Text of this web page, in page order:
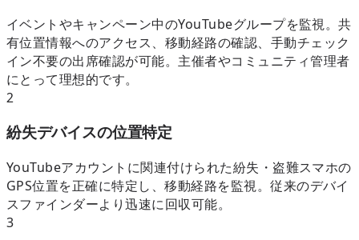
イベントやキャンペーン中のYouTubeグループを監視。共
有位置情報へのアクセス、移動経路の確認、手動チェック
イン不要の出席確認が可能。主催者やコミュニティ管理者
にとって理想的です。
2
紛失デバイスの位置特定
YouTubeアカウントに関連付けられた紛失・盗難スマホの
GPS位置を正確に特定し、移動経路を監視。従来のデバイ
スファインダーより迅速に回収可能。
3